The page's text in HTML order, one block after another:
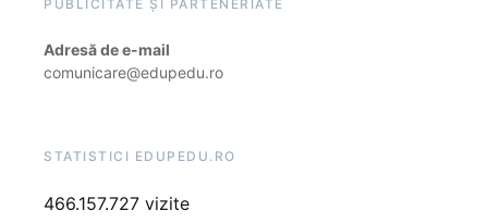
PUBLICITATE ȘI PARTENERIATE
Adresă de e-mail
comunicare@edupedu.ro
STATISTICI EDUPEDU.RO
466.157.727 vizite